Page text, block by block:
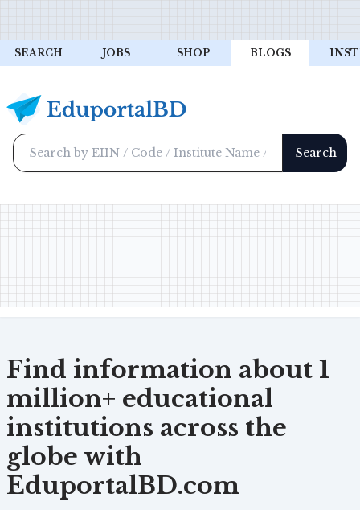
SEARCH JOBS SHOP BLOGS
Find information about 1
million+ educational
institutions across the
globe with
EduportalBD.com